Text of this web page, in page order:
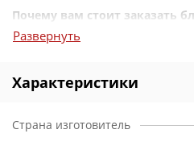
Почему вам стоит заказать
магазине?
сервизы, тарелки, блюда и
стиле на любой вкус по самым
Консультации: Если у вас
Развернуть
Характеристики
Страна изготовитель